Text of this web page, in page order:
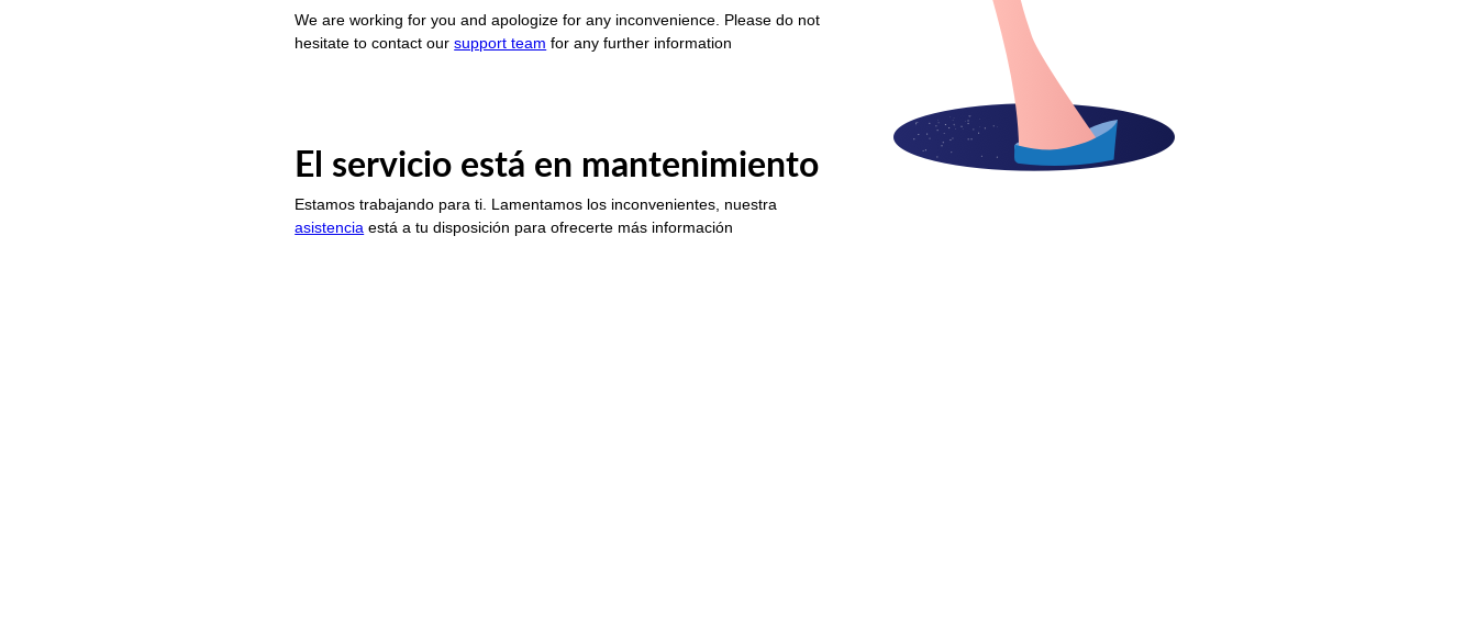
We are working for you and apologize for any inconvenience. Please do not
hesitate to contact oursupport team for any further information
El servicio está en mantenimiento
Estamos trabajando para ti. Lamentamos los inconvenientes, nuestra
asistencia está a tu disposición para ofrecerte más información